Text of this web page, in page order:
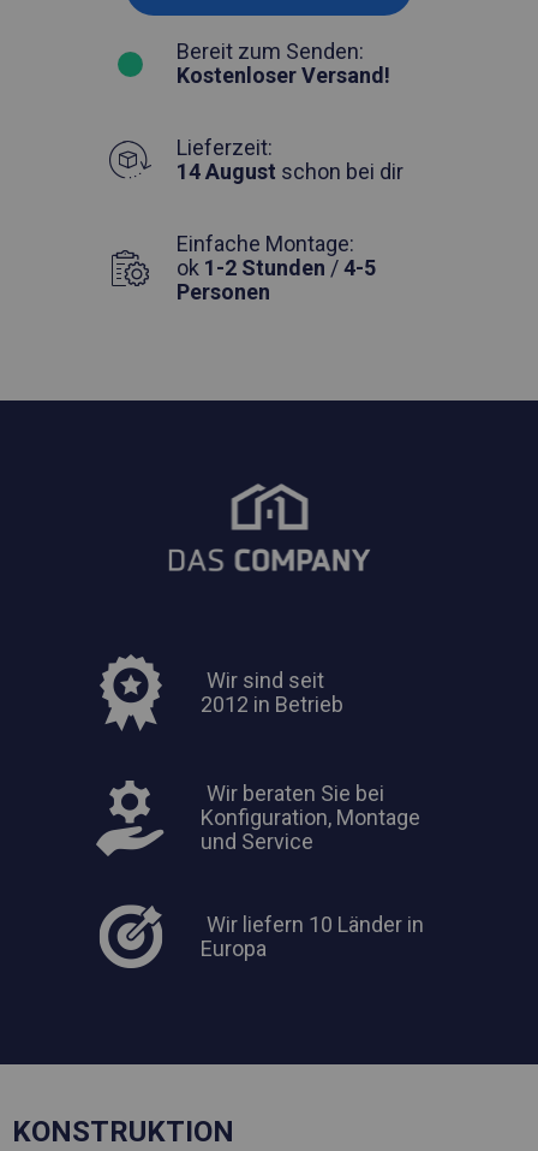
Bereit zum Senden:
Kostenloser Versand!
Lieferzeit:
14 August schon bei dir
Einfache Montage:
ok 1-2 Stunden /4-5
Personen
Wir sind seit
2012 in Betrieb
Wir beraten Sie bei
Konfiguration, Montage
und Service
Wir liefern 10 Länder in
Europa
KONSTRUKTION